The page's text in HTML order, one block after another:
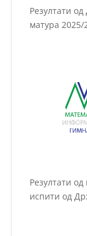
Резултати
матура 2025/
Резултати
испити од